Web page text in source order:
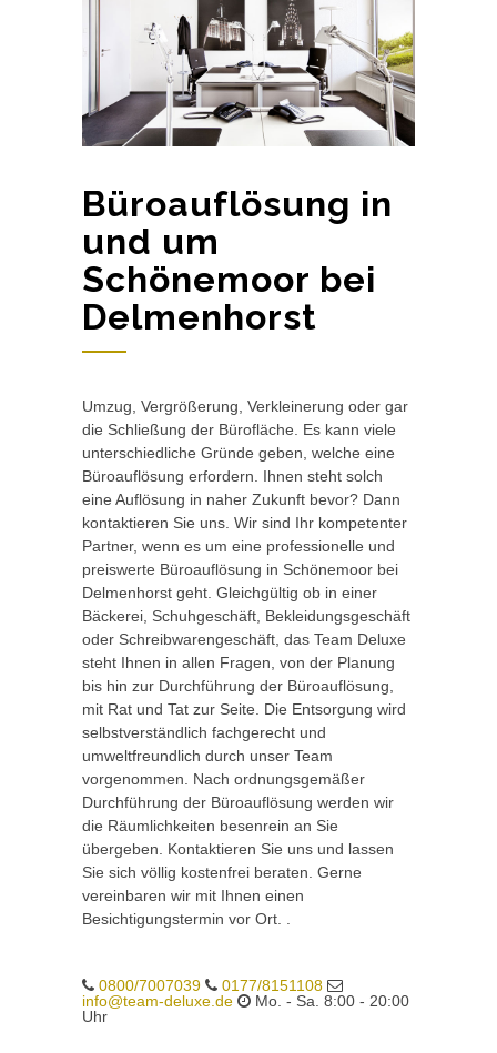
Büroauflösung in
und um
Schönemoor bei
Delmenhorst
Umzug, Vergrößerung, Verkleinerung oder gar
die Schließung der Bürofläche. Es kann viele
unterschiedliche Gründe geben, welche eine
Büroauflösung erfordern. Ihnen steht solch
eine Auflösung in naher Zukunft bevor? Dann
kontaktieren Sie uns. Wir sind Ihr kompetenter
Partner, wenn es um eine professionelle und
preiswerte Büroauflösung in Schönemoor bei
Delmenhorst geht. Gleichgültig ob in einer
Bäckerei, Schuhgeschäft, Bekleidungsgeschäft
oder Schreibwarengeschäft, das Team Deluxe
steht Ihnen in allen Fragen, von der Planung
bis hin zur Durchführung der Büroauflösung,
mit Rat und Tat zur Seite. Die Entsorgung wird
selbstverständlich fachgerecht und
umweltfreundlich durch unser Team
vorgenommen. Nach ordnungsgemäßer
Durchführung der Büroauflösung werden wir
die Räumlichkeiten besenrein an Sie
übergeben. Kontaktieren Sie uns und lassen
Sie sich völlig kostenfrei beraten. Gerne
vereinbaren wir mit Ihnen einen
Besichtigungstermin vor Ort. .
0800/7007039
0177/8151108
info@team-deluxe.de
Mo. - Sa. 8:00 - 20:00
Uhr